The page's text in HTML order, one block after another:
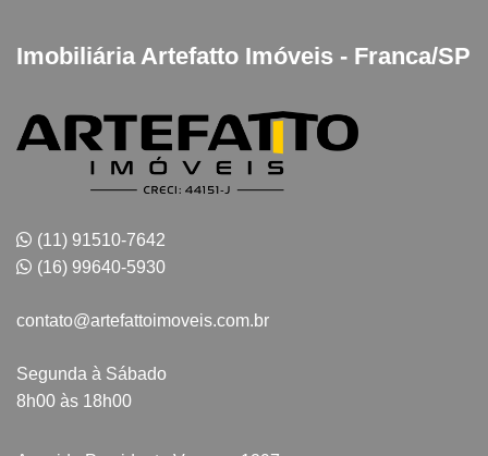
Imobiliária Artefatto Imóveis - Franca/SP
(11) 91510-7642
(16) 99640-5930
contato@artefattoimoveis.com.br
Segunda à Sábado
8h00 às 18h00